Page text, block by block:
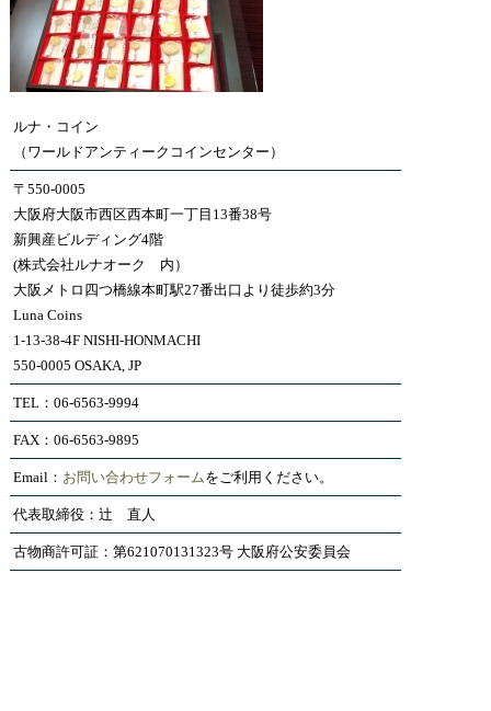
ルナ・コイン
（ワールドアンティークコインセンター）
〒550-0005
大阪府大阪市西区西本町一丁目13番38号
新興産ビルディング4階
(株式会社ルナオーク 内）
大阪メトロ四つ橋線本町駅27番出口より徒歩約3分
Luna Coins
1-13-38-4F NISHI-HONMACHI
550-0005 OSAKA, JP
TEL：06-6563-9994
FAX：06-6563-9895
Email： お問い合わせフォームをご利用ください。
代表取締役：辻 直人
古物商許可証：第621070131323号 大阪府公安委員会